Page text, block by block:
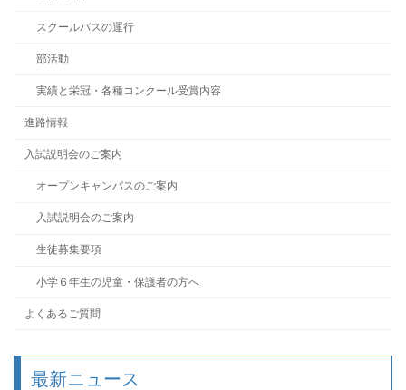
スクールバスの運行
部活動
実績と栄冠・各種コンクール受賞内容
進路情報
入試説明会のご案内
オープンキャンパスのご案内
入試説明会のご案内
生徒募集要項
小学６年生の児童・保護者の方へ
よくあるご質問
最新ニュース